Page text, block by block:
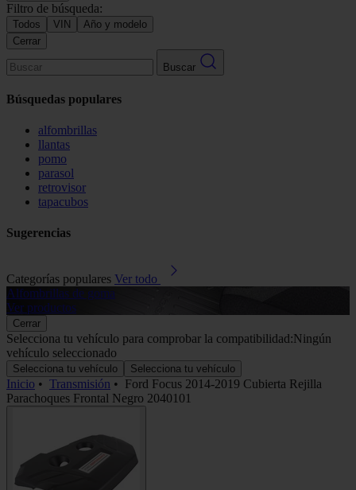
Filtro de búsqueda:
Todos VIN
Año y modelo
Cerrar
Buscar
Búsquedas populares
alfombrillas
llantas
pomo
parasol
retrovisor
tapacubos
Sugerencias
Categorías populares Ver todo
Alfombrillas de goma
Ver productos
Cerrar
Selecciona tu vehículo para comprobar la compatibilidad:Ningún
vehículo seleccionado
Selecciona tu vehículo Selecciona tu vehículo
Inicio • Transmisión • Ford Focus 2014-2019 Cubierta Rejilla
Parachoques Frontal Negro 2040101